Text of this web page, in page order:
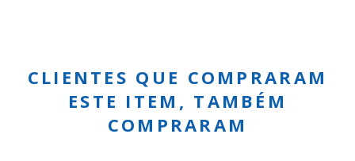
CLIENTES QUE COMPRARAM
ESTE ITEM, TAMBÉM
COMPRARAM